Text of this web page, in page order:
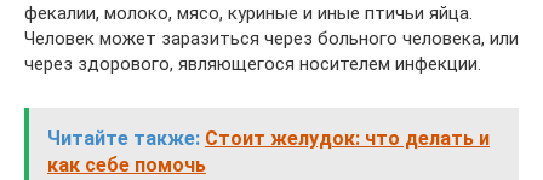
фекалии, молоко, мясо, куриные и иные птичьи яйца.
Человек может заразиться через больного человека, или
через здорового, являющегося носителем инфекции.
Читайте также: Стоит желудок: что делать и
как себе помочь